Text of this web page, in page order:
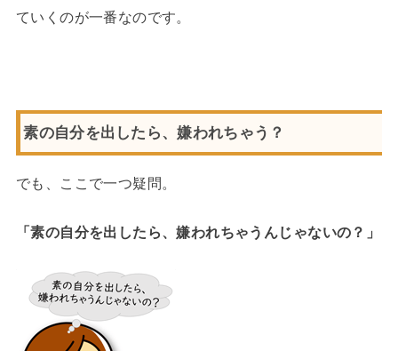
ていくのが一番なのです。
素の自分を出したら、嫌われちゃう？
でも、ここで一つ疑問。
「素の自分を出したら、嫌われちゃうんじゃないの？」